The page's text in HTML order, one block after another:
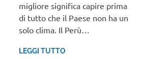
migliore significa capire prima
di tutto che il Paese non ha un
solo clima. Il Perù…
LEGGI TUTTO